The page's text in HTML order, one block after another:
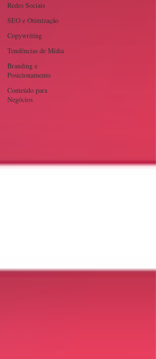
Redes Sociais
SEO e Otimização
Copywriting
Tendências de Mídia
Branding e
Posicionamento
Conteúdo para
Negócios